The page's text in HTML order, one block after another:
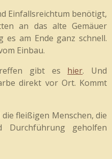
Einfallsreichtum benötigt,
an das alte Gemäuer
es am Ende ganz schnell.
Einbau.
gibt es hier. Und
direkt vor Ort. Kommt
fleißigen Menschen, die
geholfen